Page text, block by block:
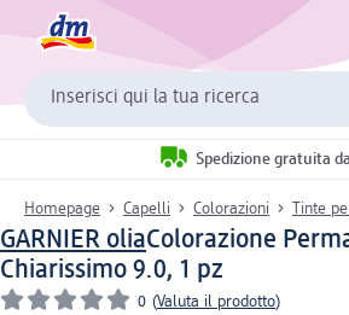
Inserisci qui la tua ricerca
Spedizione gratuita
Homepage Capelli Colorazioni Tinte
GARNIER oliaColorazione
Chiarissimo 9.0, 1 pz
0 (Valuta il prodotto)